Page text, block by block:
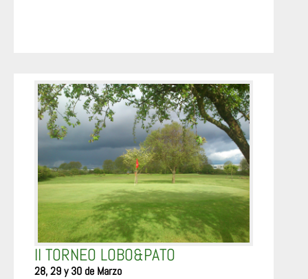
II TORNEO LOBO&PATO
28, 29 y 30 de Marzo